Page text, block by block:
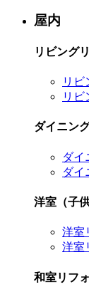
屋内
リビング
リビ
リビ
ダイニン
ダイ
ダイ
洋室（子
洋室
洋室
和室リフ